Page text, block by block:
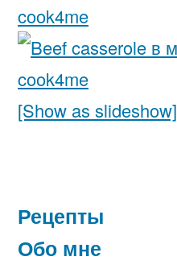
[Show as slideshow]
Рецепты
Обо мне